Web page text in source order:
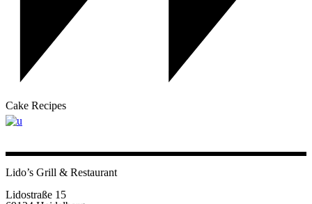
Cake Recipes
Lido’s Grill & Restaurant
Lidostraße 15